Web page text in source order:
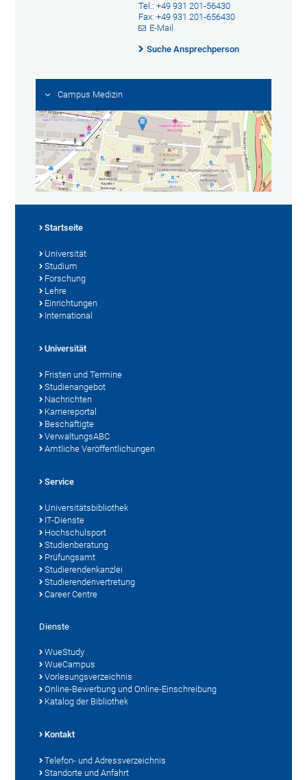
Tel.: +49 931 201-56430
Fax: +49 931 201-656430
E-Mail
Suche Ansprechperson
Campus Medizin
Startseite
Universität
Studium
Forschung
Lehre
Einrichtungen
International
Universität
Fristen und Termine
Studienangebot
Nachrichten
Karriereportal
Beschäftigte
VerwaltungsABC
Amtliche Veröffentlichungen
Service
Universitätsbibliothek
IT-Dienste
Hochschulsport
Studienberatung
Prüfungsamt
Studierendenkanzlei
Studierendenvertretung
Career Centre
Dienste
WueStudy
WueCampus
Vorlesungsverzeichnis
Online-Bewerbung und Online-Einschreibung
Katalog der Bibliothek
Kontakt
Telefon- und Adressverzeichnis
Standorte und Anfahrt